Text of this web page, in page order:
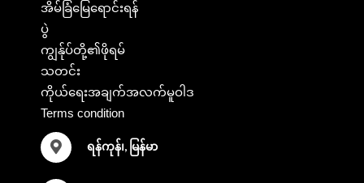
အိမ်ခြံမြေရောင်းရန်
ပွဲ
ကျွန်ုပ်တို့၏ဖိုရမ်
သတင်း
ကိုယ်ရေးအချက်အလက်မူဝါဒ
Terms condition
ရန်ကုန်၊, မြန်မာ